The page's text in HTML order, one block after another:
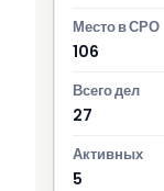
106
27
5